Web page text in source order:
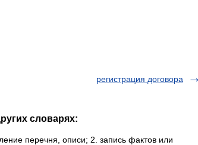
регистрация договора
словарях:
перечня, описи; 2. запись фактов или